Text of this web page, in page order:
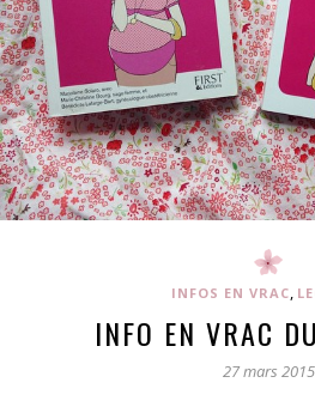
INFOS EN VRAC,
INFO EN VRAC
27 mars 2015